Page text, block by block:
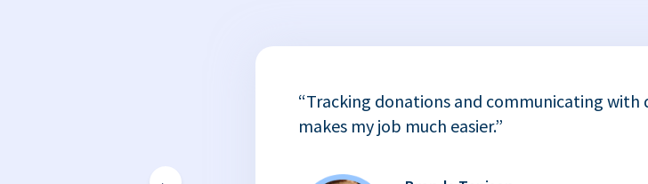
“Tracking donations and communicating
makes my job much easier.”